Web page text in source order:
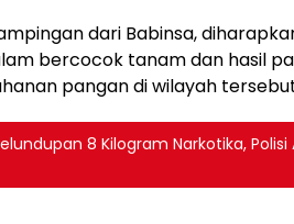
dari Babinsa,
bercocok tanam dan hasil
pangan di wilayah
8 Kilogram Narkotika,